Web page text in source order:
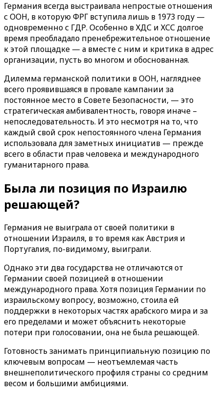
Германия всегда выстраивала непростые отношения
с ООН, в которую ФРГ вступила лишь в 1973 году —
одновременно с ГДР. Особенно в ХДС и ХСС долгое
время преобладало пренебрежительное отношение
к этой площадке — а вместе с ним и критика в адрес
организации, пусть во многом и обоснованная.
Дилемма германской политики в ООН, нагляднее
всего проявившаяся в провале кампании за
постоянное место в Совете Безопасности, — это
стратегическая амбивалентность, говоря иначе –
непоследовательность. И это несмотря на то, что
каждый свой срок непостоянного члена Германия
использовала для заметных инициатив — прежде
всего в области прав человека и международного
гуманитарного права.
Была ли позиция по Израилю
решающей?
Германия не выиграла от своей политики в
отношении Израиля, в то время как Австрия и
Португалия, по-видимому, выиграли.
Однако эти два государства не отличаются от
Германии своей позицией в отношении
международного права. Хотя позиция Германии по
израильскому вопросу, возможно, стоила ей
поддержки в некоторых частях арабского мира и за
его пределами и может объяснить некоторые
потери при голосовании, она не была решающей.
Готовность занимать принципиальную позицию по
ключевым вопросам — неотъемлемая часть
внешнеполитического профиля страны со средним
весом и большими амбициями.